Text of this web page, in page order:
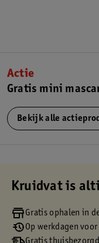
Actie
Gratis mini
Bekijk alle
Kruidvat is
Gratis ophalen in
Op werkdagen